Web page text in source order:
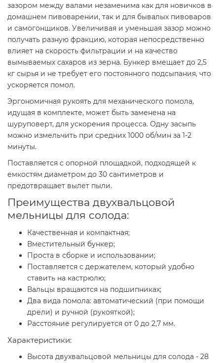
зазором между валами незаменима как для новичков в
домашнем пивоварении, так и для бывалых пивоваров
и самогонщиков. Увеличивая и уменьшая зазор можно
получать разную фракцию, которая непосредственно
влияет на скорость фильтрации и на качество
вымываемых сахаров из зерна. Бункер вмещает до 2,5
кг сырья и не требует его постоянного подсыпания, что
ускоряется помол.
Эргономичная рукоять для механического помола,
идущая в комплекте, может быть заменена на
шуруповерт, для ускорения процесса. Одну засыпь
можно измельчить при средних 1000 об/мин за 1-2
минуты.
Поставляется с опорной площадкой, подходящей к
емкостям диаметром до 30 сантиметров и
предотвращает вылет пыли.
Преимущества двухвальцовой
мельницы для солода:
Качественная и компактная;
Вместительный бункер;
Проста в сборке и использовании;
Поставляется с держателем, который удобно
ставить на кастрюлю;
Вальцы вращаются на подшипниках;
Два вида помола: автоматический (при помощи
дрели) и ручной (рукояткой);
Расстояние регулируется от 0 до 2,7 мм.
Характеристики:
Высота двухвальцовой мельницы для солода - 28